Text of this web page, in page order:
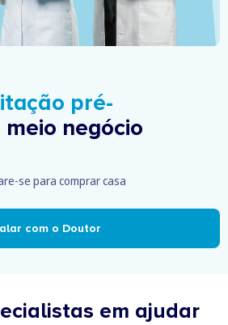
pré-
meio negócio
se para comprar casa
com o Doutor
em ajudar